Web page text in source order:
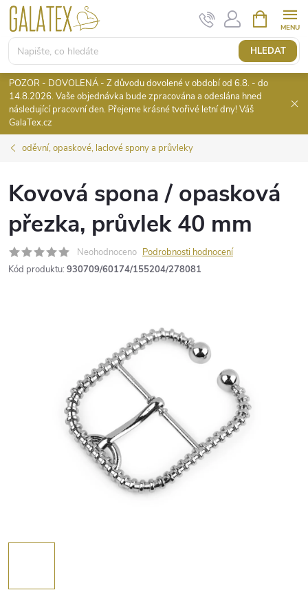
Přejít
obsah
HLEDAT
NÁKUPNÍ
KOŠÍK
POZOR - DOVOLENÁ - Z důvodu dovolené v období od 6.8. - do
14.8.2026. Vaše objednávka bude zpracována a odeslána hned
následující pracovní den. Přejeme krásné tvořivé letní dny! Váš
GalaTex.cz
oděvní, opaskové, laclové spony a průvleky
Kovová spona / opasková
přezka, průvlek 40 mm
Neohodnoceno Podrobnosti hodnocení
Kód produktu: 930709/60174/155204/278081